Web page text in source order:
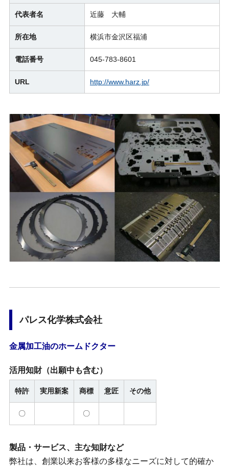
代表者名 近藤 大輔
所在地 横浜市金沢区福浦
電話番号 045-783-8601
URL http://www.harz.jp/
パレス化学株式会社
金属加工油のホームドクター
活用知財（出願中も含む）
特許 実用新案 商標 意匠 その他
〇 〇
製品・サービス、主な知財など
弊社は、創業以来お客様の多様なニーズに対して的確か